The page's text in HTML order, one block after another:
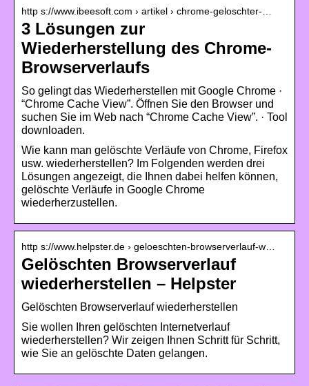
http s://www.ibeesoft.com › artikel › chrome-geloschter-…
3 Lösungen zur
Wiederherstellung des Chrome-
Browserverlaufs
So gelingt das Wiederherstellen mit Google Chrome ·
“Chrome Cache View”. Öffnen Sie den Browser und
suchen Sie im Web nach “Chrome Cache View”. · Tool
downloaden.
Wie kann man gelöschte Verläufe von Chrome, Firefox
usw. wiederherstellen? Im Folgenden werden drei
Lösungen angezeigt, die Ihnen dabei helfen können,
gelöschte Verläufe in Google Chrome
wiederherzustellen.
http s://www.helpster.de › geloeschten-browserverlauf-w…
Gelöschten Browserverlauf
wiederherstellen – Helpster
Gelöschten Browserverlauf wiederherstellen
Sie wollen Ihren gelöschten Internetverlauf
wiederherstellen? Wir zeigen Ihnen Schritt für Schritt,
wie Sie an gelöschte Daten gelangen.